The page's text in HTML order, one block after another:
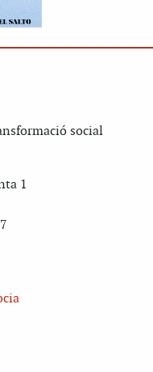
social
1